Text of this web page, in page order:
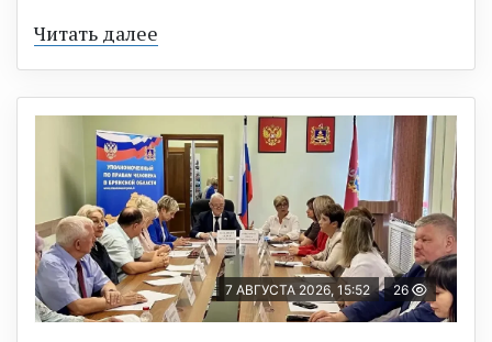
Читать далее
7 АВГУСТА 2026, 15:52 26